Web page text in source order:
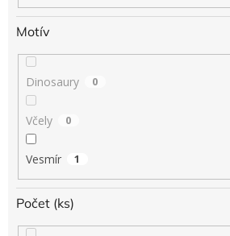
Motív
Dinosaury 0
Včely 0
Vesmír 1
Počet (ks)